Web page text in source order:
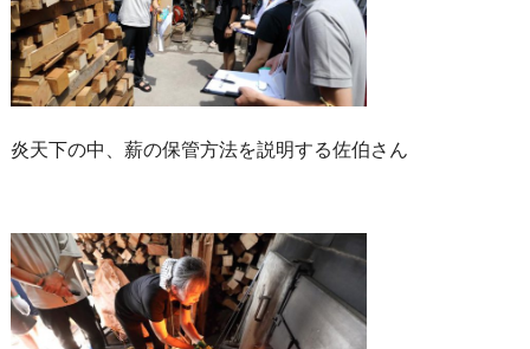
炎天下の中、薪の保管方法を説明する佐伯さん